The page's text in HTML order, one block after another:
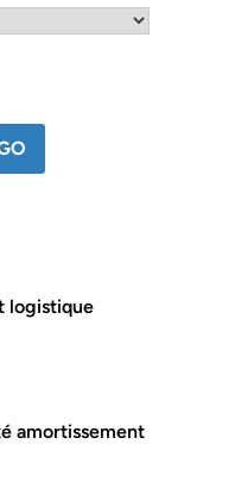
logistique
amortissement